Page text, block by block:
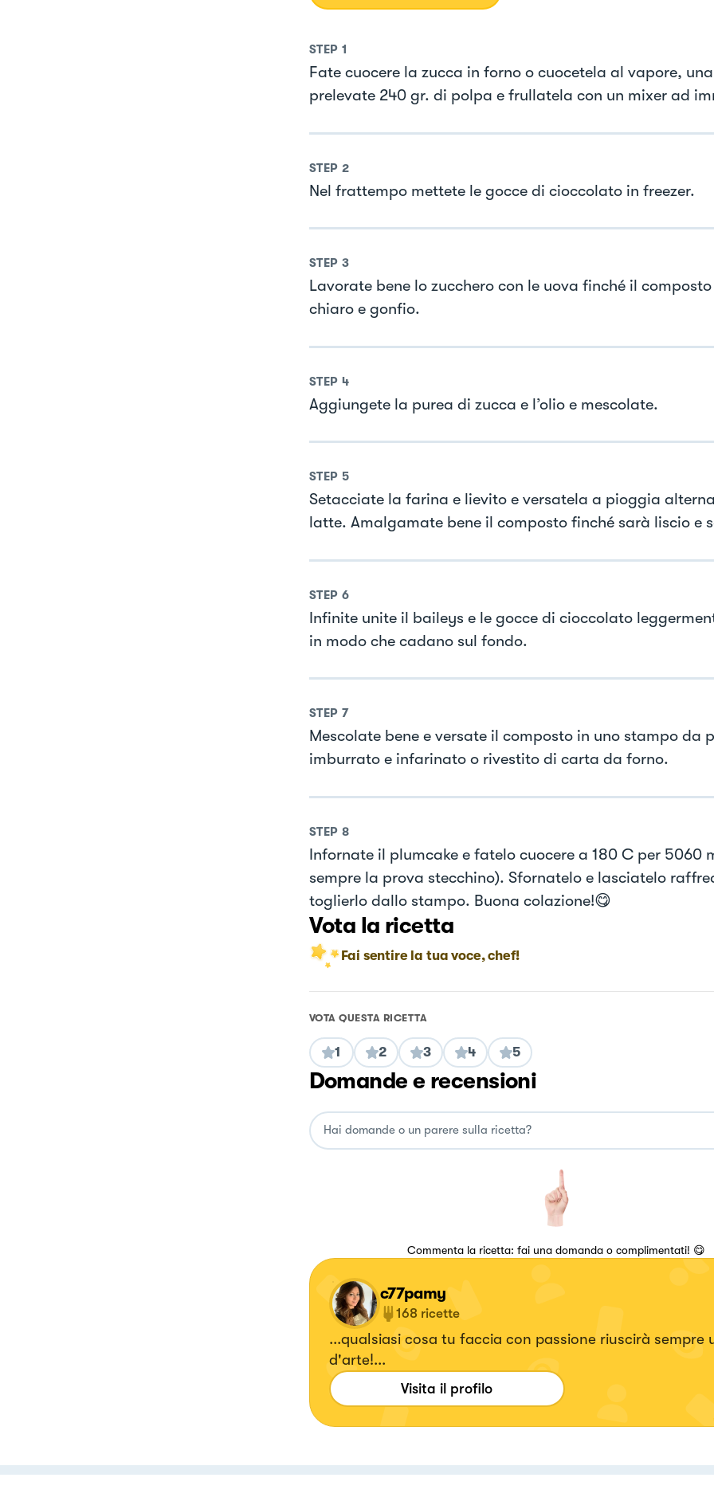
STEP 1
Fate cuocere la zucca in forno o cuocetela al vapore,
prelevate 240 gr. di polpa e frullatela con un mixer ad
STEP 2
Nel frattempo mettete le gocce di cioccolato in freezer.
STEP 3
Lavorate bene lo zucchero con le uova finché il
chiaro e gonfio.
STEP 4
Aggiungete la purea di zucca e l’olio e mescolate.
STEP 5
Setacciate la farina e lievito e versatela a pioggia
latte. Amalgamate bene il composto finché sarà liscio e
STEP 6
Infinite unite il baileys e le gocce di cioccolato
in modo che cadano sul fondo.
STEP 7
Mescolate bene e versate il composto in uno stampo da
imburrato e infarinato o rivestito di carta da forno.
STEP 8
Infornate il plumcake e fatelo cuocere a 180 C per 5060
sempre la prova stecchino). Sfornatelo e lasciatelo
toglierlo dallo stampo. Buona colazione!😋
Vota la ricetta
Fai sentire la tua voce, chef!
VOTA QUESTA RICETTA
1 2 3 4 5
Domande e recensioni
Commenta la ricetta: fai una domanda o complimentati! 😋
c77pamy
168 ricette
...qualsiasi cosa tu faccia con passione riuscirà sempre
d'arte!...
Visita il profilo